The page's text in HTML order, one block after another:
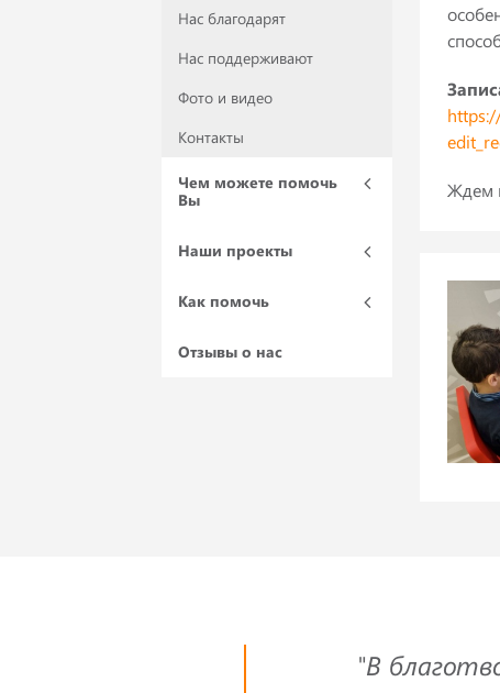
Нас благодарят
Нас поддерживают
Фото и видео
Контакты
Чем можете помочь
Вы
Наши проекты
Как помочь
Отзывы о нас
Ждем
"В